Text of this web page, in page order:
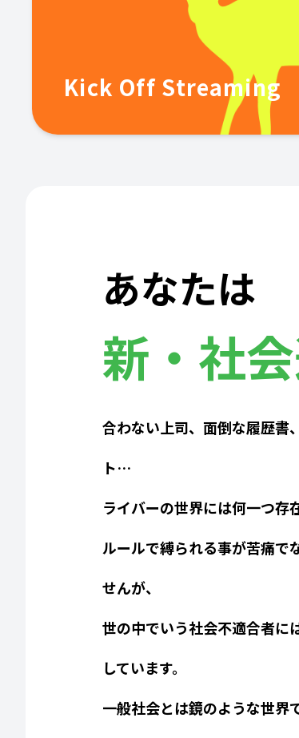
Kick Off Streaming
あなたは
新・社
合わない上司、面倒な履歴書
ト…
ライバーの世界には何一つ存
ルールで縛られる事が苦痛で
せんが、
世の中でいう社会不適合者に
しています。
一般社会とは鏡のような世界